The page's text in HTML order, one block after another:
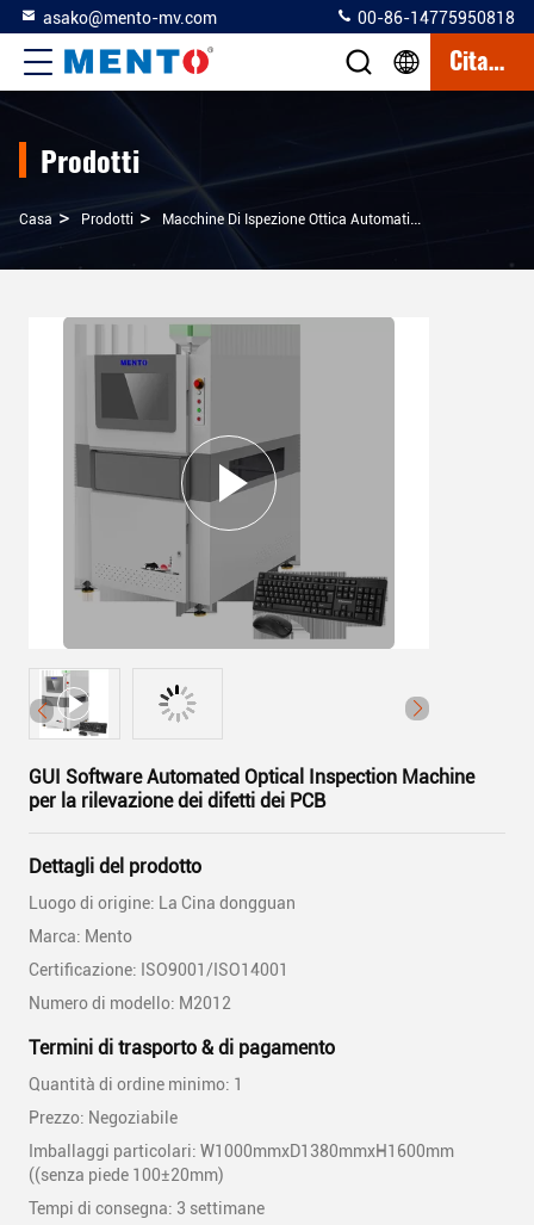
asako@mento-mv.com 00-86-14775950818
Citazione
Prodotti
Casa > Prodotti > Macchine Di Ispezione Ottica Automatizzata
GUI Software Automated Optical Inspection Machine
per la rilevazione dei difetti dei PCB
Dettagli del prodotto
Luogo di origine: La Cina dongguan
Marca: Mento
Certificazione: ISO9001/ISO14001
Numero di modello: M2012
Termini di trasporto & di pagamento
Quantità di ordine minimo: 1
Prezzo: Negoziabile
Imballaggi particolari: W1000mmxD1380mmxH1600mm
((senza piede 100±20mm)
Tempi di consegna: 3 settimane